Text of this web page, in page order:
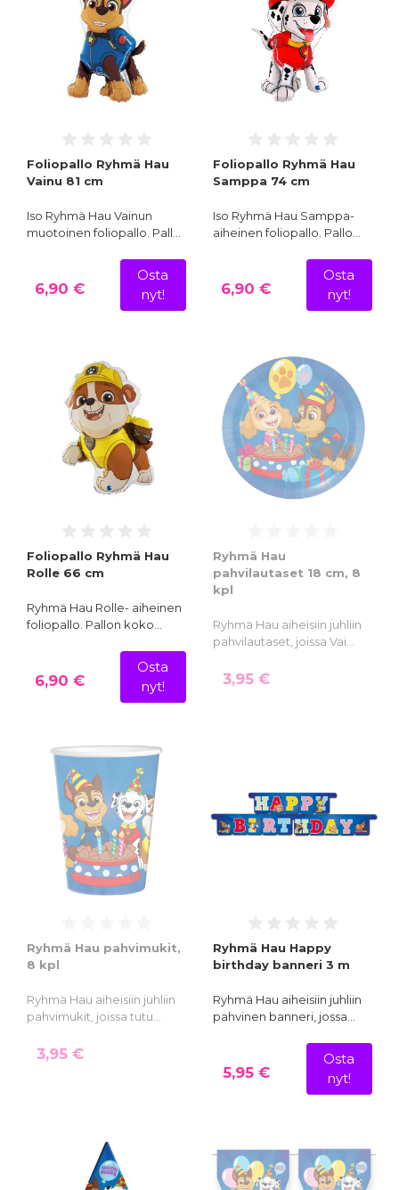
Foliopallo Ryhmä Hau
Vainu 81 cm
Iso Ryhmä Hau Vainun
muotoinen foliopallo. Pall…
6,90 €
Osta
nyt!
Foliopallo Ryhmä Hau
Samppa 74 cm
Iso Ryhmä Hau Samppa-
aiheinen foliopallo. Pallo…
6,90 €
Osta
nyt!
Foliopallo Ryhmä Hau
Rolle 66 cm
Ryhmä Hau Rolle- aiheinen
foliopallo. Pallon koko…
6,90 €
Osta
nyt!
Ryhmä Hau
pahvilautaset 18 cm, 8
kpl
Ryhmä Hau aiheisiin juhliin
pahvilautaset, joissa Vai…
3,95 €
Ryhmä Hau pahvimukit,
8 kpl
Ryhmä Hau aiheisiin juhliin
pahvimukit, joissa tutu…
3,95 €
Ryhmä Hau Happy
birthday banneri 3 m
Ryhmä Hau aiheisiin juhliin
pahvinen banneri, jossa…
5,95 €
Osta
nyt!